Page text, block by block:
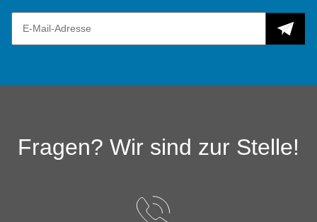
Fragen? Wir sind zur Stelle!